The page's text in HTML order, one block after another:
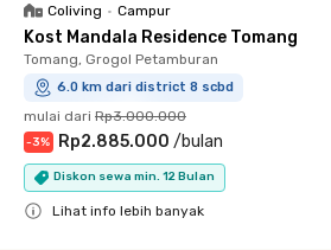
Coliving • Campur
Kost Mandala Residence Tomang
Tomang, Grogol Petamburan
6.0 km dari district 8 scbd
mulai dari Rp3.000.000
-3% Rp2.885.000 /bulan
Diskon sewa min. 12 Bulan
Lihat info lebih banyak